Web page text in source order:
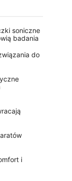
soniczne
badania
do
i